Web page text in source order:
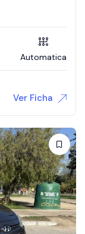
Automatica
Ver Ficha